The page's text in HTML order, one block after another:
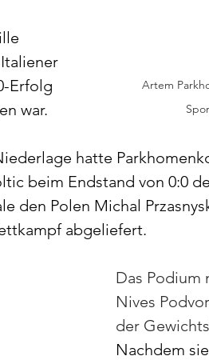
Artem
Erfolg
war.
hatte
beim Endstand von 0:0
den Polen Michal
abgeliefert.
Das Podium
Nives
der
Nachdem